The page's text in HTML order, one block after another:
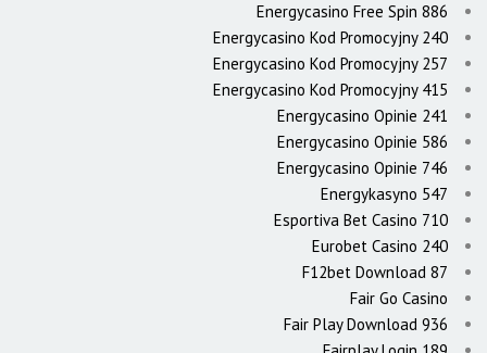
Energycasino Free Spin 886
Energycasino Kod Promocyjny 240
Energycasino Kod Promocyjny 257
Energycasino Kod Promocyjny 415
Energycasino Opinie 241
Energycasino Opinie 586
Energycasino Opinie 746
Energykasyno 547
Esportiva Bet Casino 710
Eurobet Casino 240
F12bet Download 87
Fair Go Casino
Fair Play Download 936